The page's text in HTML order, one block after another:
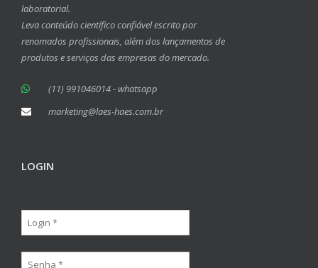
laboratorial.
Leva conteúdo científico confiável escrito por
renomados profissionais, além dos lançamentos de
produtos e serviços das empresas do mercado.
(11) 991046014 - whatsapp
marketing@laes-haes.com.br
LOGIN